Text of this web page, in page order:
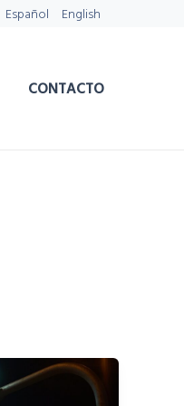
Español English
CONTACTO